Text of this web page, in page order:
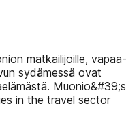
matkailijoille, vapaa-
sydämessä ovat
Muonio&#39;s
in the travel sector